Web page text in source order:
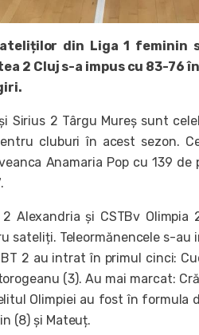
din Liga 1 feminin
2 Cluj s-a impus cu 83-76
Sirius 2 Târgu Mureș sunt
cluburi în acest sezon.
Anamaria Pop cu 139
Alexandria și CSTBv
sateliți. Teleormănencele s-au
2 au intrat în primul cinci:
(3). Au mai marcat:
Olimpiei au fost în formula
(8) și Mateuț.